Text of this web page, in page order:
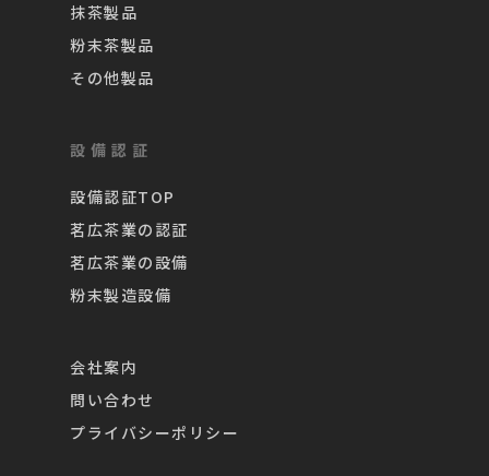
抹茶製品
粉末茶製品
その他製品
設備認証
設備認証TOP
茗広茶業の認証
茗広茶業の設備
粉末製造設備
会社案内
問い合わせ
プライバシーポリシー